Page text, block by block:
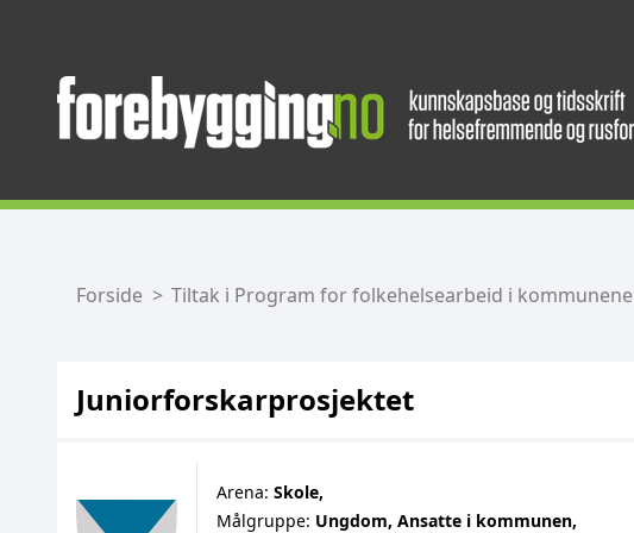
Forside Tiltak i Program for folkehelsearbeid i kommunene
Juniorforskarprosjektet
Arena:Skole,
Målgruppe: Ungdom,Ansatte i kommunen,